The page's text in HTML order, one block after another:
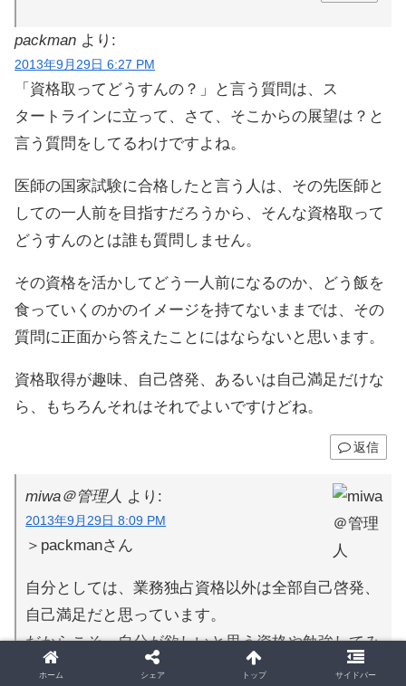
packman より:
2013年9月29日 6:27 PM
「資格取ってどうすんの？」と言う質問は、ス
タートラインに立って、さて、そこからの展望は？と
言う質問をしてるわけですよね。
医師の国家試験に合格したと言う人は、その先医師と
しての一人前を目指すだろうから、そんな資格取って
どうすんのとは誰も質問しません。
その資格を活かしてどう一人前になるのか、どう飯を
食っていくのかのイメージを持てないままでは、その
質問に正面から答えたことにはならないと思います。
資格取得が趣味、自己啓発、あるいは自己満足だけな
ら、もちろんそれはそれでよいですけどね。
返信
miwa＠管理人 より:
2013年9月29日 8:09 PM
＞packmanさん
自分としては、業務独占資格以外は全部自己啓発、
自己満足だと思っています。
だからこそ、自分が欲しいと思う資格や勉強してみ
たいことがあるのなら、誰がなんて言おうが遠慮せ
ホーム シェア トップ サイドバー